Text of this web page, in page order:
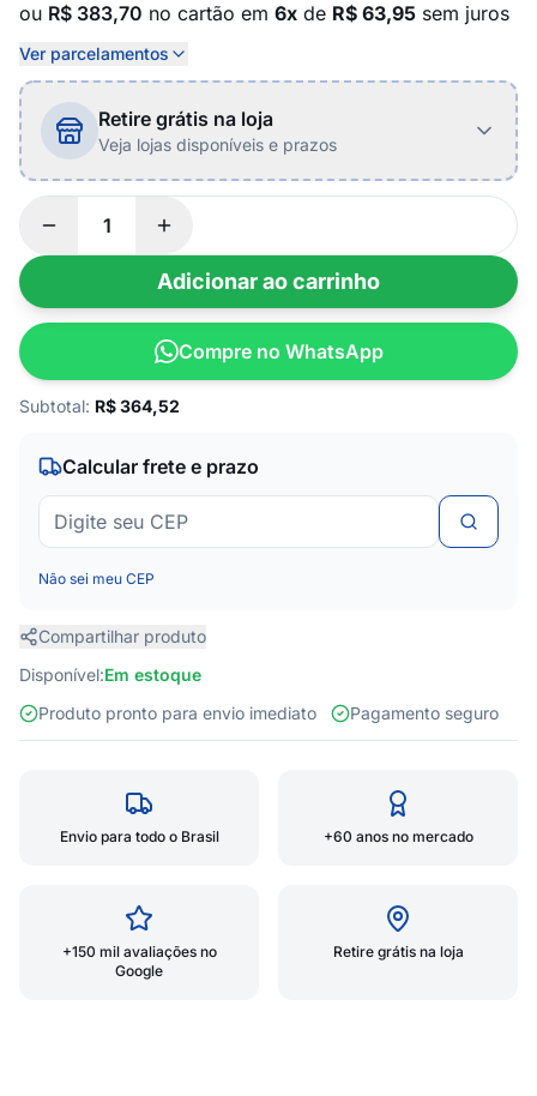
ou R$ 383,70 no cartão em 6x de R$ 63,95 sem juros
Ver parcelamentos
Retire grátis na loja
Veja lojas disponíveis e prazos
Adicionar ao carrinho
Compre no WhatsApp
Subtotal: R$364,52
Calcular frete e prazo
Não sei meu CEP
Compartilhar produto
Disponível:Em estoque
Produto pronto para envio imediato
Pagamento seguro
Envio para todo o Brasil +60 anos no mercado
+150 mil avaliações no
Google
Retire grátis na loja